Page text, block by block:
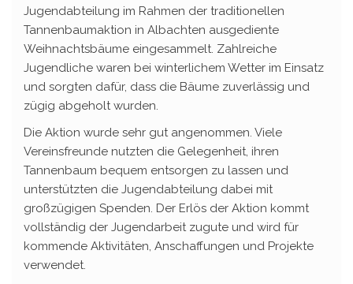
Jugendabteilung im Rahmen der traditionellen
Tannenbaumaktion in Albachten ausgediente
Weihnachtsbäume eingesammelt. Zahlreiche
Jugendliche waren bei winterlichem Wetter im Einsatz
und sorgten dafür, dass die Bäume zuverlässig und
zügig abgeholt wurden.
Die Aktion wurde sehr gut angenommen. Viele
Vereinsfreunde nutzten die Gelegenheit, ihren
Tannenbaum bequem entsorgen zu lassen und
unterstützten die Jugendabteilung dabei mit
großzügigen Spenden. Der Erlös der Aktion kommt
vollständig der Jugendarbeit zugute und wird für
kommende Aktivitäten, Anschaffungen und Projekte
verwendet.